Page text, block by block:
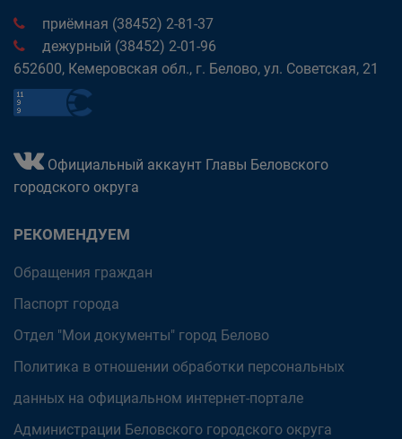
приёмная (38452) 2-81-37
дежурный (38452) 2-01-96
652600, Кемеровская обл., г. Белово, ул. Советская, 21
Официальный аккаунт Главы Беловского
городского округа
РЕКОМЕНДУЕМ
Обращения граждан
Паспорт города
Отдел "Мои документы" город Белово
Политика в отношении обработки персональных
данных на официальном интернет-портале
Администрации Беловского городского округа